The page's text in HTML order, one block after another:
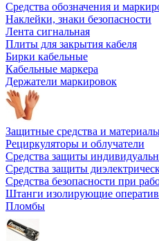
Средства обозначения и
Наклейки, знаки безопасности
Лента сигнальная
Плиты для закрытия кабеля
Бирки кабельные
Кабельные маркера
Держатели маркировок
Защитные средства и
Рециркуляторы и облучатели
Средства защиты
Средства защиты
Средства безопасности при
Штанги изолирующие
Пломбы